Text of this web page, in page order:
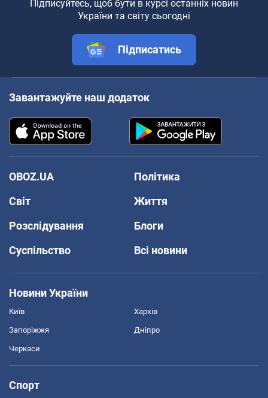
Підписуйтесь, щоб бути в курсі останніх новин
України та світу сьогодні
Підписатись
Завантажуйте наш додаток
OBOZ.UA
Політика
Світ
Життя
Розслідування
Блоги
Суспільство
Всі новини
Новини України
Київ Харків
Запоріжжя Дніпро
Черкаси
Спорт